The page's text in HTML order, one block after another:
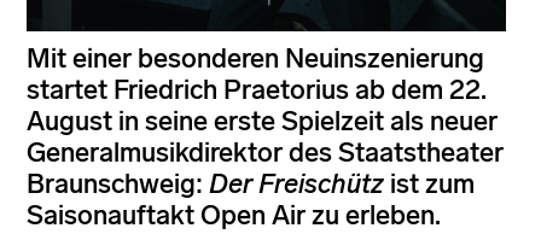
Mit einer besonderen Neuinszenierung
startet Friedrich Praetorius ab dem 22.
August in seine erste Spielzeit als neuer
Generalmusikdirektor des Staatstheater
Braunschweig: Der Freischütz ist zum
Saisonauftakt Open Air zu erleben.